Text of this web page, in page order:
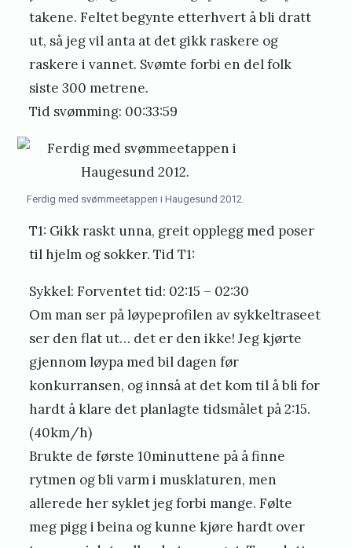
takene. Feltet begynte etterhvert å bli dratt
ut, så jeg vil anta at det gikk raskere og
raskere i vannet. Svømte forbi en del folk
siste 300 metrene.
Tid svømming: 00:33:59
Ferdig med svømmeetappen i Haugesund 2012.
T1: Gikk raskt unna, greit opplegg med poser
til hjelm og sokker. Tid T1:
Sykkel: Forventet tid: 02:15 – 02:30
Om man ser på løypeprofilen av sykkeltraseet
ser den flat ut… det er den ikke! Jeg kjørte
gjennom løypa med bil dagen før
konkurransen, og innså at det kom til å bli for
hardt å klare det planlagte tidsmålet på 2:15.
(40km/h)
Brukte de første 10minuttene på å finne
rytmen og bli varm i musklaturen, men
allerede her syklet jeg forbi mange. Følte
meg pigg i beina og kunne kjøre hardt over